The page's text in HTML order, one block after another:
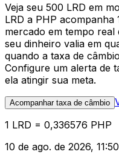
Veja seu 500 LRD em
LRD a PHP acompanha
mercado em tempo
seu dinheiro valia em
quando a taxa de
Configure um alerta de
ela atingir sua meta.
Acompanhar taxa de câmbio
1 LRD = 0,336576 PHP
10 de ago. de 2026,